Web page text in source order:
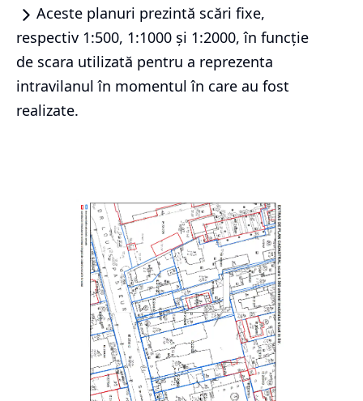
Aceste planuri prezintă scări fixe,
respectiv 1:500, 1:1000 și 1:2000, în funcție
de scara utilizată pentru a reprezenta
intravilanul în momentul în care au fost
realizate.